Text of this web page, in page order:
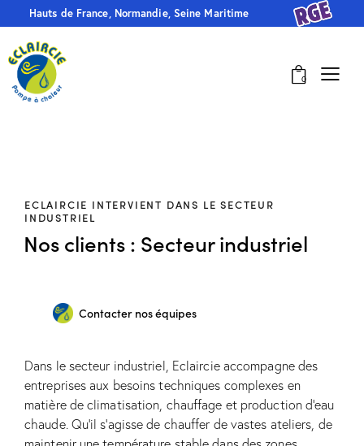
Hauts de France, Normandie, Seine Maritime
0
ECLAIRCIE INTERVIENT DANS LE SECTEUR
INDUSTRIEL
Nos clients : Secteur industriel
Contacter nos équipes
Dans le secteur industriel, Eclaircie accompagne des
entreprises aux besoins techniques complexes en
matière de climatisation, chauffage et production d’eau
chaude. Qu’il s’agisse de chauffer de vastes ateliers, de